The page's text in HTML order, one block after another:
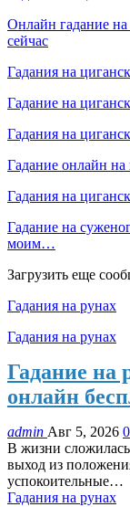
Онлайн гадание
сейчас
Гадания на
Гадание на
Гадания на
Гадание онлайн на
Гадания на
Гадание на
моим…
Загрузить еще
Гадания на рунах
Гадания на рунах
Гадание на
онлайн
admin Авг 5, 2026 0
В жизни
выход из
успокоительные…
Гадания на рунах